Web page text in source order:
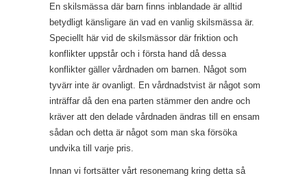
En skilsmässa där barn finns inblandade är alltid
betydligt känsligare än vad en vanlig skilsmässa är.
Speciellt här vid de skilsmässor där friktion och
konflikter uppstår och i första hand då dessa
konflikter gäller vårdnaden om barnen. Något som
tyvärr inte är ovanligt. En vårdnadstvist är något som
inträffar då den ena parten stämmer den andre och
kräver att den delade vårdnaden ändras till en ensam
sådan och detta är något som man ska försöka
undvika till varje pris.
Innan vi fortsätter vårt resonemang kring detta så